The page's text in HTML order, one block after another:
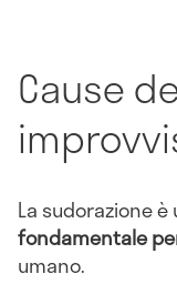
Cause
La sudorazione è
fondamentale
umano.